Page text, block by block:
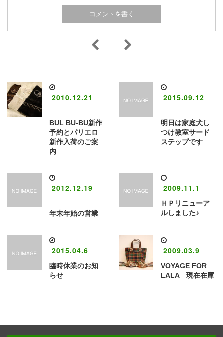
2010.12.21
BUL BU-BU新作
予約とパリエロ
新作入荷のご案
内
2015.09.12
明日は家庭犬し
つけ教室サード
ステップです
2012.12.19
年末年始の営業
2009.11.1
ＨＰリニューア
ルしました♪
2015.04.6
臨時休業のお知
らせ
2009.03.9
VOYAGE FOR
LALA 現在在庫